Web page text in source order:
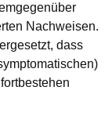
Nachweisen.
dass